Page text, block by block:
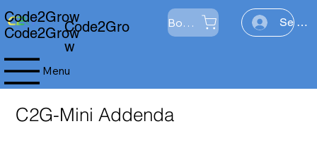
Code2Gro
w
Boutique Se
Menu
Code2Grow
Code2Grow
C2G-Mini Addenda